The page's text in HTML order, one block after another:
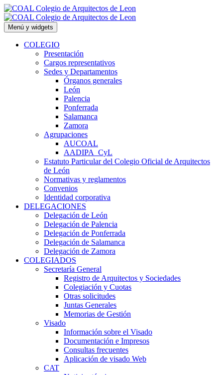
Saltar
al
contenido
Menú y widgets
COLEGIO
Presentación
Cargos representativos
Sedes y Departamentos
Órganos generales
León
Palencia
Ponferrada
Salamanca
Zamora
Agrupaciones
AUCOAL
AADIPA_CyL
Estatuto Particular del Colegio Oficial de Arquitectos
de León
Normativas y reglamentos
Convenios
Identidad corporativa
DELEGACIONES
Delegación de León
Delegación de Palencia
Delegación de Ponferrada
Delegación de Salamanca
Delegación de Zamora
COLEGIADOS
Secretaría General
Registro de Arquitectos y Sociedades
Colegiación y Cuotas
Otras solicitudes
Juntas Generales
Memorias de Gestión
Visado
Información sobre el Visado
Documentación e Impresos
Consultas frecuentes
Aplicación de visado Web
CAT